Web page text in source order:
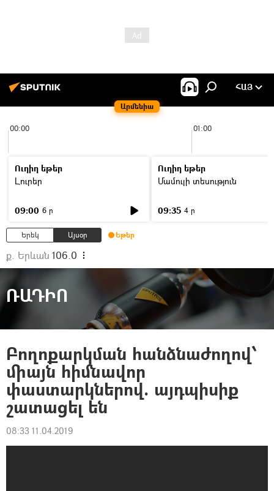
Արմենիա
ՀԱՅ
00:00 01:00
Ուղիղ եթեր
Լուրեր
09:00 6 ր
Ուղիղ եթեր
Մամուլի տեսություն
09:35 4 ր
Երեկ Այսօր Եթեր
ք. Երևան 106.0
ՌԱԴԻՈ
Բողոքարկման հանձնաժողով՝
միայն հիմնավոր
փաստարկներով. այդպիսիք
շատացել են
08:33 11.04.2019